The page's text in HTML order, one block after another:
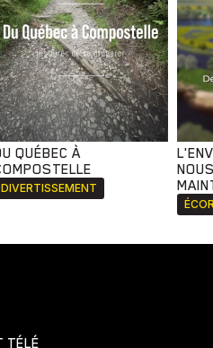
QUÉBEC À
DIVERTISSEMENT
TÉLÉ